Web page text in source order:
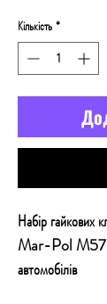
Кількість *
Набір гайкових
Mar-Pol
автомобілів